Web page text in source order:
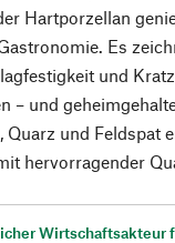
Hartporzellan
Es
und
– und
Quarz und Feldspat
hervorragender
Wirtschaftsakteur